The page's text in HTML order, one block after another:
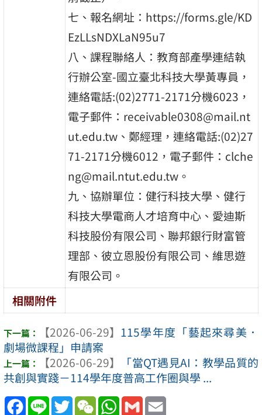
七、報名網址：https://forms.gle/KD
EzLLsNDXLaN95u7
八、課程聯絡人：教育部產學連結執
行辦公室-國立臺北科技大學黃專員，
連絡電話:(02)2771-2171分機6023，
電子郵件：receivable0308@mail.nt
ut.edu.tw、鄭經理，連絡電話:(02)27
71-2171分機6012，電子郵件：clche
ng@mail.ntut.edu.tw。
九、協辦單位：健行科技大學、健行
科技大學電商人才培育中心、愛迪斯
科技股份有限公司、聯邦銀行財富管
理部、彼立恩股份有限公司、維思遊
有限公司。
相關附件
【2026-06-29】 115學年度「藝起來尋美．
劇場微課程」申請案
【2026-06-29】
「當QT遇見AI：教學品質的
共創與實踐－114學年度普高工作圈與學 ...
Facebook
Line TwitterWeChatWhatsApp
Gmail